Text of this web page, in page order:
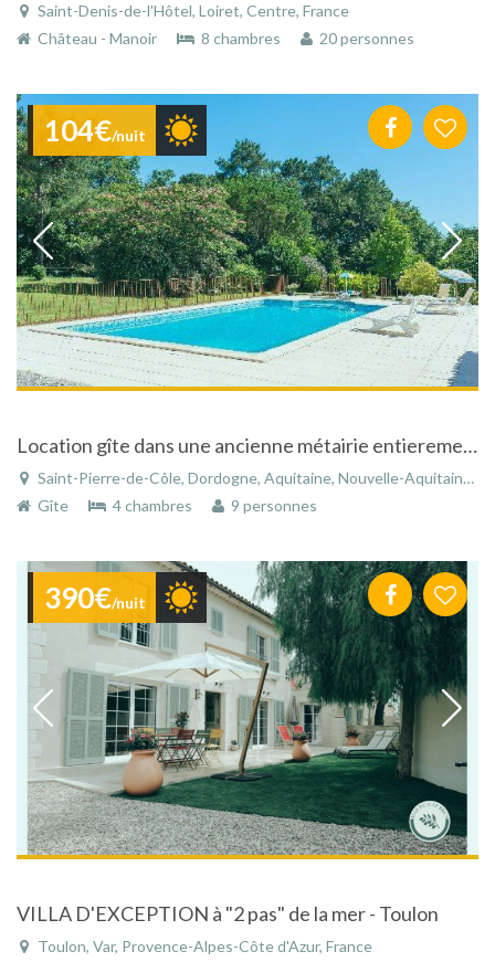
Saint-Denis-de-l'Hôtel, Loiret, Centre, France
Château - Manoir
8 chambres 20 personnes
104€/nuit
Location gîte dans une ancienne métairie entierement rénovée située en Périgord .
Saint-Pierre-de-Côle, Dordogne, Aquitaine, Nouvelle-Aquitaine, France
Gîte
4 chambres 9 personnes
390€/nuit
VILLA D'EXCEPTION à "2 pas" de la mer - Toulon
Toulon, Var, Provence-Alpes-Côte d'Azur, France